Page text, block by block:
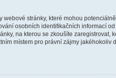
stránky, které mohou
osobních identifikačních informací
na kterou se zkoušíte zaregistrovat,
místem pro právní zájmy jakéhokoliv